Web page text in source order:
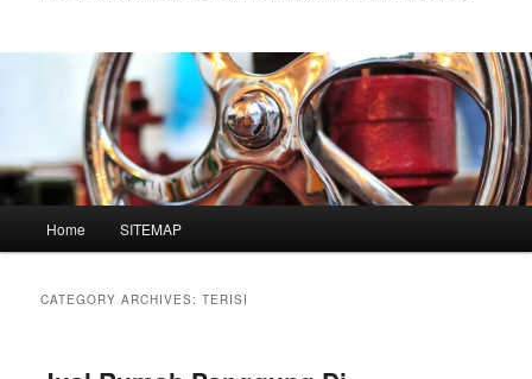
Skip
Skip
Home SITEMAP
CATEGORY ARCHIVES:TERISI